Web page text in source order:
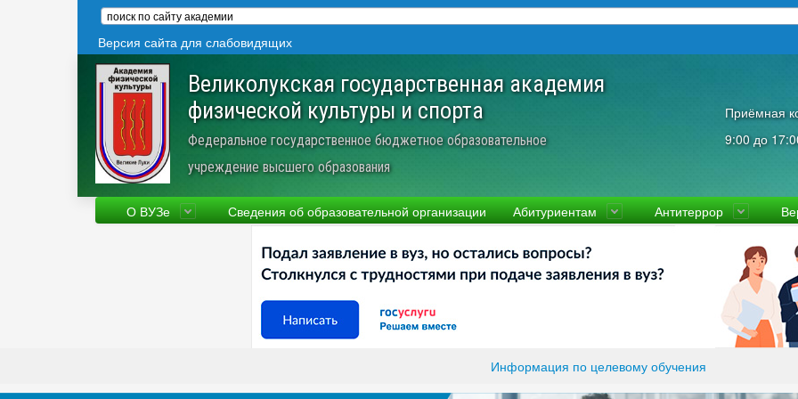
Версия сайта для слабовидящих
Великолукская государственная академия
физической культуры и спорта
Федеральное государственное бюджетное образовательное
учреждение высшего образования
Приёмная
9:00 до
О ВУЗе
Сведения об образовательной
Факультеты
Руководство
Преподаватели и сотрудники
Научная деятельность
Противодействие коррупции Прочие документы
Сведения об образовательной организации Абитуриентам
Приемная комиссия
Стоимость
Антитеррор
Правовая
Информация
Информация по целевому обучения